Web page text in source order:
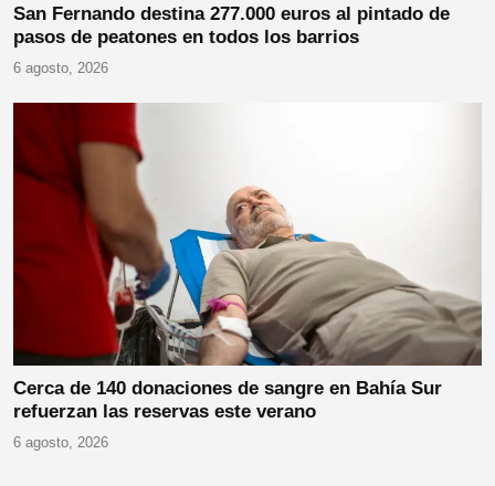
San Fernando destina 277.000 euros al pintado de
pasos de peatones en todos los barrios
6 agosto, 2026
Cerca de 140 donaciones de sangre en Bahía Sur
refuerzan las reservas este verano
6 agosto, 2026